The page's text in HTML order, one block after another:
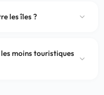
les îles ?
moins touristiques